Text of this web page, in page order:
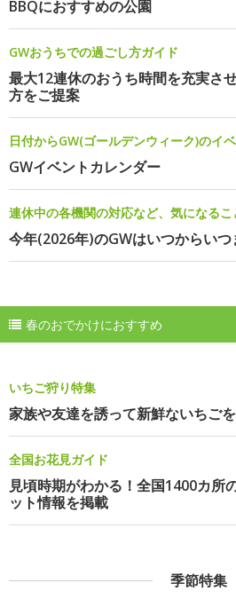
BBQにおすすめの公園
GWおうちでの過ごし方ガイド
最大12連休のおうち時間を充実さ
方をご提案
日付からGW(ゴールデンウィーク)のイ
GWイベントカレンダー
連休中の各機関の対応など、気になるこ
今年(2026年)のGWはいつからいつ
春のおでかけにおすすめ
いちご狩り特集
家族や友達を誘って新鮮ないちご
全国お花見ガイド
見頃時期がわかる！全国1400カ所
ット情報を掲載
季節特集